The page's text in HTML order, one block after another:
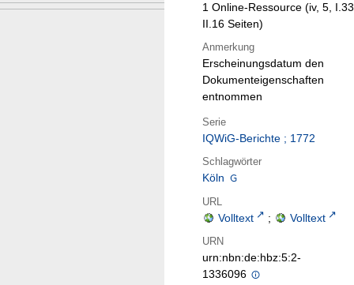
1 Online-Ressource (iv, 5,
II.16 Seiten)
Anmerkung
Erscheinungsdatum den
Dokumenteigenschaften
entnommen
Serie
IQWiG-Berichte ; 1772
Schlagwörter
Köln
URL
Volltext ; Volltext
URN
urn:nbn:de:hbz:5:2-
1336096